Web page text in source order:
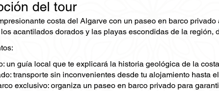
del tour
costa del Algarve con un paseo en barco
acantilados dorados y las playas escondidas de la
un guía local que te explicará la historia geológica de la
transporte sin inconvenientes desde tu alojamiento hasta
exclusivo: organiza un paseo en barco privado para